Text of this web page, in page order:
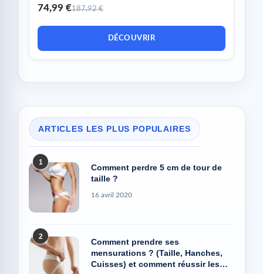
74,99 €187,92 €
DÉCOUVRIR
ARTICLES LES PLUS POPULAIRES
1
Comment perdre 5 cm de tour de
taille ?
16 avril 2020
2
Comment prendre ses
mensurations ? (Taille, Hanches,
Cuisses) et comment réussir les